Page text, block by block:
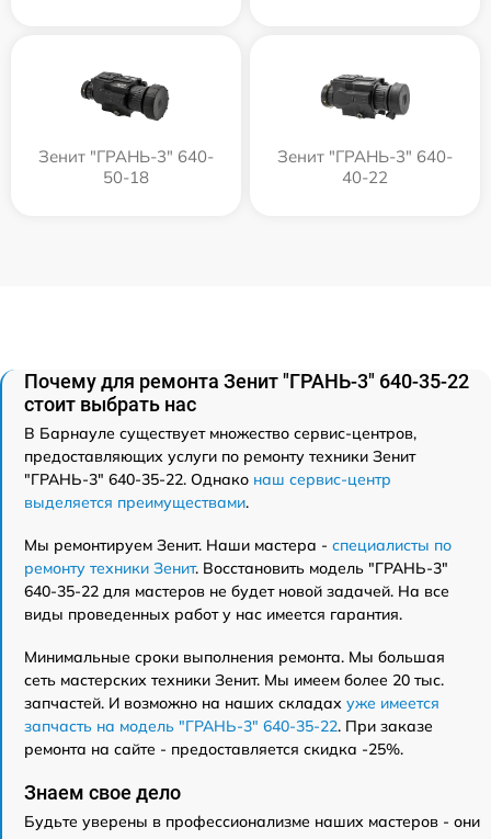
Зенит "ГРАНЬ-3" 640-
50-18
Зенит "ГРАНЬ-3" 640-
40-22
Почему для ремонта Зенит "ГРАНЬ-3" 640-35-22
стоит выбрать нас
В Барнауле существует множество сервис-центров,
предоставляющих услуги по ремонту техники Зенит
"ГРАНЬ-3" 640-35-22. Однако наш сервис-центр
выделяется преимуществами.
Мы ремонтируем Зенит. Наши мастера - специалисты по
ремонту техники Зенит. Восстановить модель "ГРАНЬ-3"
640-35-22 для мастеров не будет новой задачей. На все
виды проведенных работ у нас имеется гарантия.
Минимальные сроки выполнения ремонта. Мы большая
сеть мастерских техники Зенит. Мы имеем более 20 тыс.
запчастей. И возможно на наших складах уже имеется
запчасть на модель "ГРАНЬ-3" 640-35-22. При заказе
ремонта на сайте - предоставляется скидка -25%.
Знаем свое дело
Будьте уверены в профессионализме наших мастеров - они